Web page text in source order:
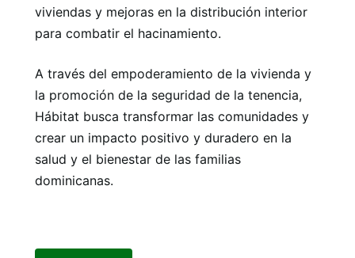
viviendas y mejoras en la distribución interior
para combatir el hacinamiento.
A través del empoderamiento de la vivienda y
la promoción de la seguridad de la tenencia,
Hábitat busca transformar las comunidades y
crear un impacto positivo y duradero en la
salud y el bienestar de las familias
dominicanas.